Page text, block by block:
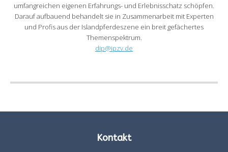
umfangreichen eigenen Erfahrungs- und Erlebnisschatz schöpfen.
Darauf aufbauend behandelt sie in Zusammenarbeit mit Experten
und Profis aus der Islandpferdeszene ein breit gefächertes
Themenspektrum.
dip@ipzv.de
Kontakt